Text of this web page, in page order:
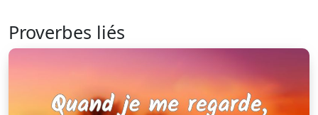
Proverbes liés